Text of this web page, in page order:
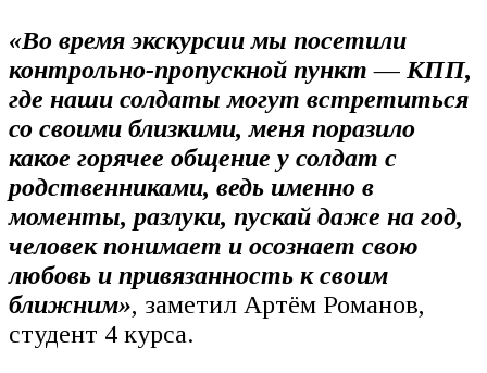
«Во время экскурсии мы посетили
контрольно-пропускной пункт — КПП,
где наши солдаты могут встретиться
со своими близкими, меня поразило
какое горячее общение у солдат с
родственниками, ведь именно в
моменты, разлуки, пускай даже на год,
человек понимает и осознает свою
любовь и привязанность к своим
ближним», заметил Артём Романов,
студент 4 курса.